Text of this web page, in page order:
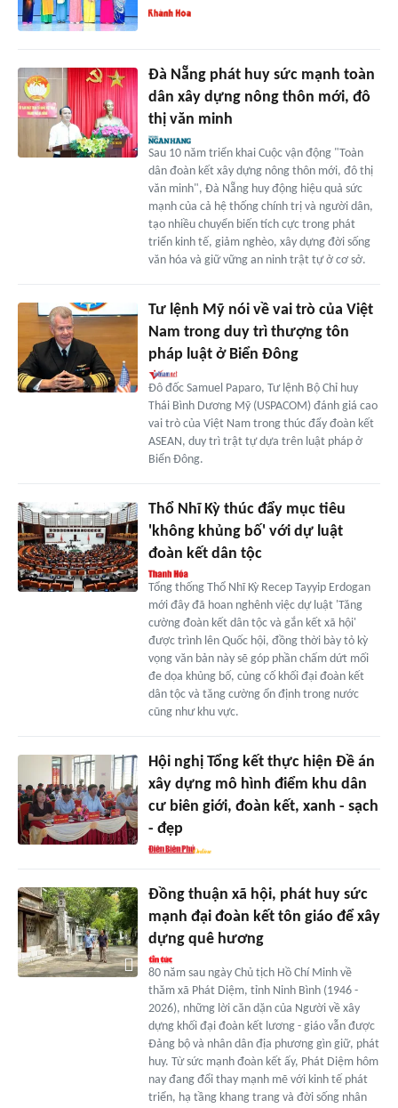
Đà Nẵng phát huy sức mạnh toàn
dân xây dựng nông thôn mới, đô
thị văn minh
Sau 10 năm triển khai Cuộc vận động "Toàn
dân đoàn kết xây dựng nông thôn mới, đô thị
văn minh", Đà Nẵng huy động hiệu quả sức
mạnh của cả hệ thống chính trị và người dân,
tạo nhiều chuyển biến tích cực trong phát
triển kinh tế, giảm nghèo, xây dựng đời sống
văn hóa và giữ vững an ninh trật tự ở cơ sở.
Tư lệnh Mỹ nói về vai trò của Việt
Nam trong duy trì thượng tôn
pháp luật ở Biển Đông
Đô đốc Samuel Paparo, Tư lệnh Bộ Chỉ huy
Thái Bình Dương Mỹ (USPACOM) đánh giá cao
vai trò của Việt Nam trong thúc đẩy đoàn kết
ASEAN, duy trì trật tự dựa trên luật pháp ở
Biển Đông.
Thổ Nhĩ Kỳ thúc đẩy mục tiêu
'không khủng bố' với dự luật
đoàn kết dân tộc
Tổng thống Thổ Nhĩ Kỳ Recep Tayyip Erdogan
mới đây đã hoan nghênh việc dự luật 'Tăng
cường đoàn kết dân tộc và gắn kết xã hội'
được trình lên Quốc hội, đồng thời bày tỏ kỳ
vọng văn bản này sẽ góp phần chấm dứt mối
đe dọa khủng bố, củng cố khối đại đoàn kết
dân tộc và tăng cường ổn định trong nước
cũng như khu vực.
Hội nghị Tổng kết thực hiện Đề án
xây dựng mô hình điểm khu dân
cư biên giới, đoàn kết, xanh - sạch
- đẹp
Đồng thuận xã hội, phát huy sức
mạnh đại đoàn kết tôn giáo để xây
dựng quê hương
80 năm sau ngày Chủ tịch Hồ Chí Minh về
thăm xã Phát Diệm, tỉnh Ninh Bình (1946 -
2026), những lời căn dặn của Người về xây
dựng khối đại đoàn kết lương - giáo vẫn được
Đảng bộ và nhân dân địa phương gìn giữ, phát
huy. Từ sức mạnh đoàn kết ấy, Phát Diệm hôm
nay đang đổi thay mạnh mẽ với kinh tế phát
triển, hạ tầng khang trang và đời sống nhân